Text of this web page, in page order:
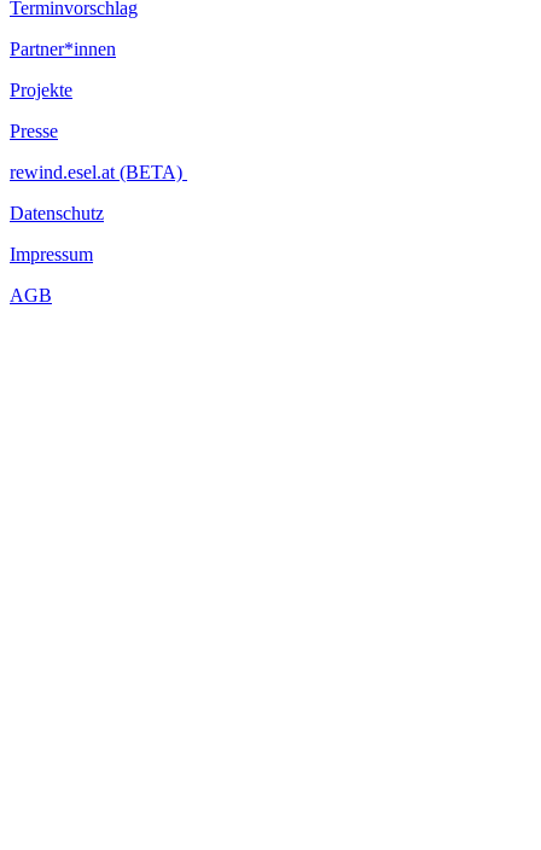
Terminvorschlag
Partner*innen
Projekte
Presse
rewind.esel.at (BETA)
Datenschutz
Impressum
AGB